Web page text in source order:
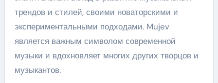
трендов и стилей, своими новаторскими и
экспериментальными подходами. Mujev
является важным символом современной
музыки и вдохновляет многих других творцов и
музыкантов.